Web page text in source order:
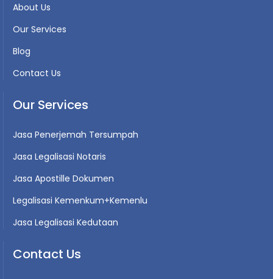
About Us
Our Services
Blog
Contact Us
Our Services
Jasa Penerjemah Tersumpah
Jasa Legalisasi Notaris
Jasa Apostille Dokumen
Legalisasi Kemenkum+Kemenlu
Jasa Legalisasi Kedutaan
Contact Us